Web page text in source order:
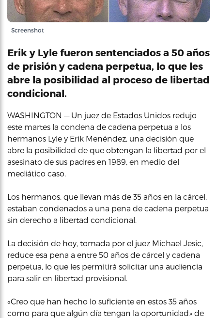
Screenshot
Erik y Lyle fueron sentenciados a 50 años
de prisión y cadena perpetua, lo que les
abre la posibilidad al proceso de libertad
condicional.
WASHINGTON — Un juez de Estados Unidos redujo
este martes la condena de cadena perpetua a los
hermanos Lyle y Erik Menéndez, una decisión que
abre la posibilidad de que obtengan la libertad por el
asesinato de sus padres en 1989, en medio del
mediático caso.
Los hermanos, que llevan más de 35 años en la cárcel,
estaban condenados a una pena de cadena perpetua
sin derecho a libertad condicional.
La decisión de hoy, tomada por el juez Michael Jesic,
reduce esa pena a entre 50 años de cárcel y cadena
perpetua, lo que les permitirá solicitar una audiencia
para salir en libertad provisional.
«Creo que han hecho lo suficiente en estos 35 años
como para que algún día tengan la oportunidad» de